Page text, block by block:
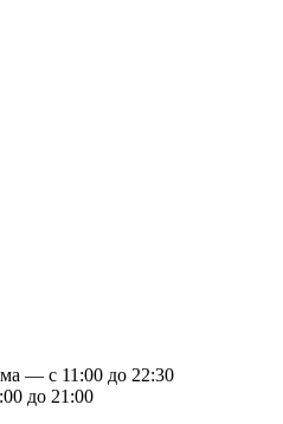
— с 11:00 до 22:30
до 21:00